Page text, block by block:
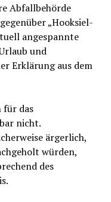
Abfallbehörde
„Hooksiel-
angespannte
und
Erklärung aus dem
für das
nicht.
ärgerlich,
würden,
des